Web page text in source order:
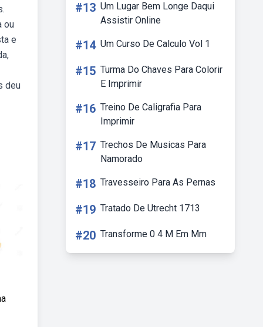
ou
e
deu
#13 Um Lugar Bem Longe Daqui
Assistir Online
#14 Um Curso De Calculo Vol 1
#15 Turma Do Chaves Para Colorir
E Imprimir
#16 Treino De Caligrafia Para
Imprimir
#17 Trechos De Musicas Para
Namorado
#18 Travesseiro Para As Pernas
#19 Tratado De Utrecht 1713
#20 Transforme 0 4 M Em Mm